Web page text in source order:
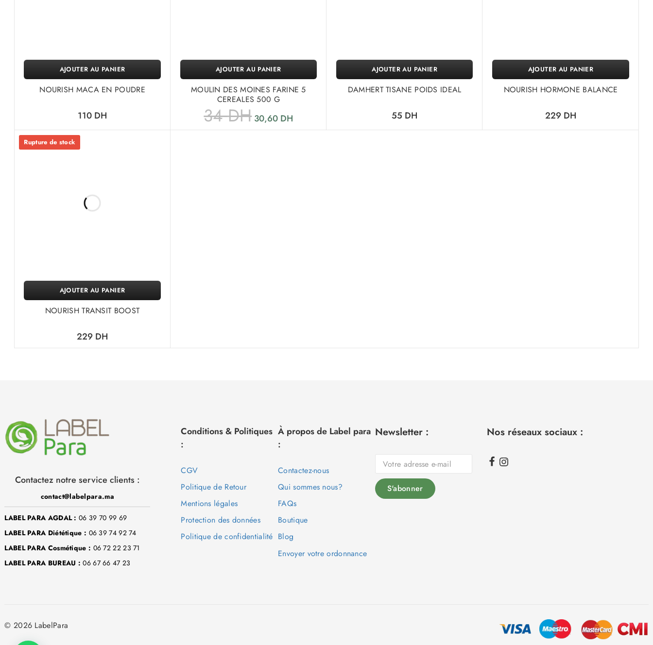
NOURISH MACA EN POUDRE
110 DH
AJOUTER AU PANIER
MOULIN DES MOINES FARINE 5
CEREALES 500 G
34DH 30,60 DH
AJOUTER AU PANIER
DAMHERT TISANE POIDS IDEAL
55 DH
AJOUTER AU PANIER
NOURISH HORMONE BALANCE
229 DH
AJOUTER AU PANIER
Rupture de stock
NOURISH TRANSIT BOOST
229 DH
AJOUTER AU PANIER
Contactez notre service clients :
contact@labelpara.ma
LABEL PARA AGDAL : 06 39 70 99 69
LABEL PARA Diététique : 06 39 74 92 74
LABEL PARA Cosmétique : 06 72 22 23 71
LABEL PARA BUREAU : 06 67 66 47 23
Conditions & Politiques
:
CGV
Politique de Retour
Mentions légales
Protection des données
Politique de confidentialité
À propos de Label para
:
Contactez-nous
Qui sommes nous?
FAQs
Boutique
Blog
Envoyer votre ordonnance
Newsletter : Nos réseaux sociaux :
© 2026 LabelPara